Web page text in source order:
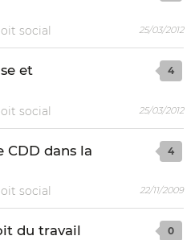
social 25/03/2012
et
social
4
25/03/2012
dans la
social
4
22/11/2009
du travail 0